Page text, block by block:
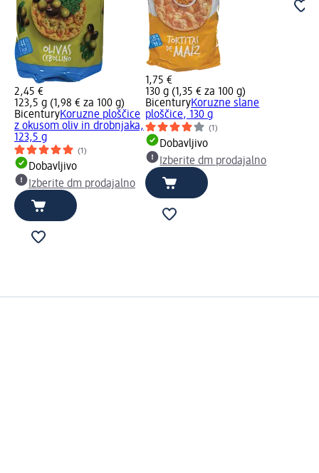
2,45 €
123,5 g (1,98 € za 100 g)
BicenturyKoruzne ploščice
z okusom oliv in drobnjaka,
123,5 g
(1)
Dobavljivo
Izberite dm prodajalno
1,75 €
130 g (1,35 € za 100 g)
BicenturyKoruzne slane
ploščice, 130 g
(1)
Dobavljivo
Izberite dm prodajalno